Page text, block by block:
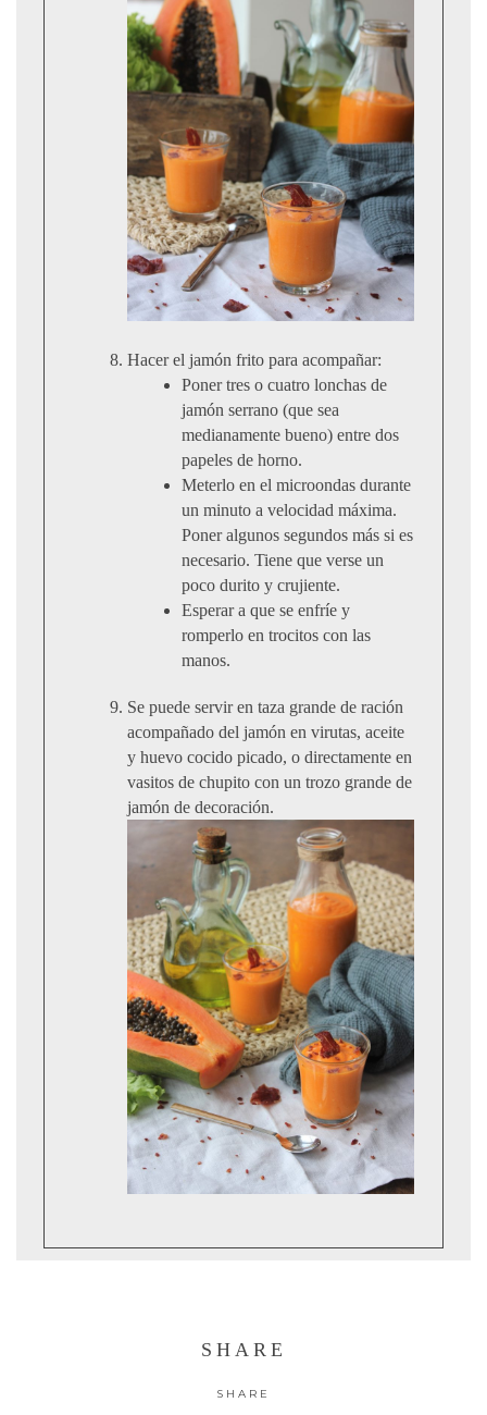
Hacer el jamón frito para acompañar:
Poner tres o cuatro lonchas de
jamón serrano (que sea
medianamente bueno) entre dos
papeles de horno.
Meterlo en el microondas durante
un minuto a velocidad máxima.
Poner algunos segundos más si es
necesario. Tiene que verse un
poco durito y crujiente.
Esperar a que se enfríe y
romperlo en trocitos con las
manos.
Se puede servir en taza grande de ración
acompañado del jamón en virutas, aceite
y huevo cocido picado, o directamente en
vasitos de chupito con un trozo grande de
jamón de decoración.
SHARE
SHARE